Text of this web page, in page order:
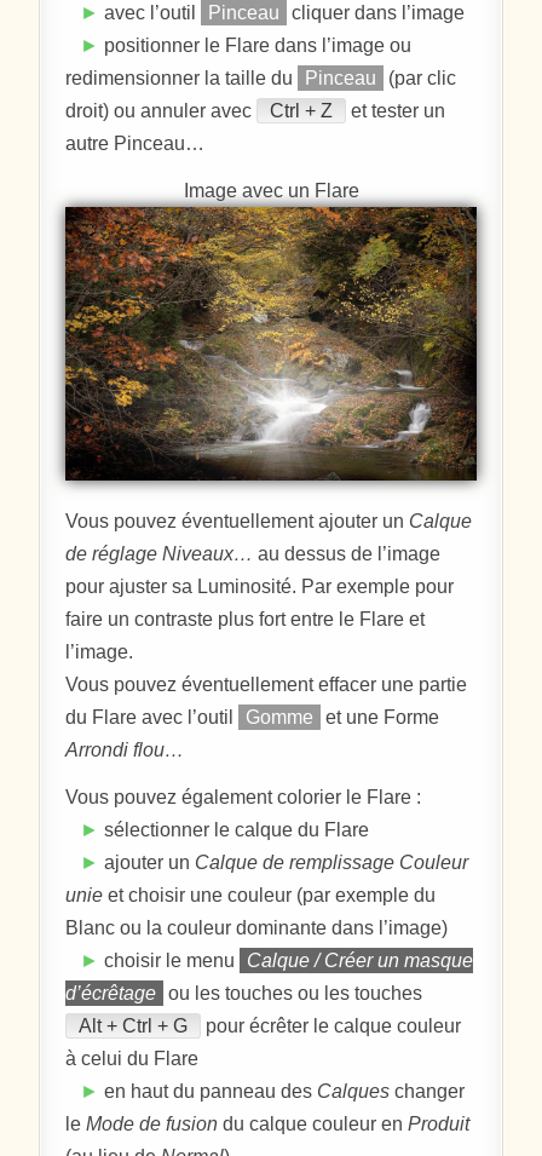
► avec l’outil Pinceau
cliquer dans l’image
► positionner le Flare dans l’image ou
redimensionner la taille du
Pinceau
(par clic
droit) ou annuler avec
Ctrl + Z
et tester un
autre Pinceau…
Image avec un Flare
Vous pouvez éventuellement ajouter un Calque
de réglage Niveaux… au dessus de l’image
pour ajuster sa Luminosité. Par exemple pour
faire un contraste plus fort entre le Flare et
l’image.
Vous pouvez éventuellement effacer une partie
du Flare avec l’outil
Gomme
et une Forme
Arrondi flou…
Vous pouvez également colorier le Flare :
► sélectionner le calque du Flare
► ajouter un Calque de remplissage Couleur
unie et choisir une couleur (par exemple du
Blanc ou la couleur dominante dans l’image)
► choisir le menu
Calque / Créer un masque
d’écrêtage ou les touches ou les touches
Alt + Ctrl + G
pour écrêter le calque couleur
à celui du Flare
► en haut du panneau des Calques changer
leMode de fusion du calque couleur enProduit